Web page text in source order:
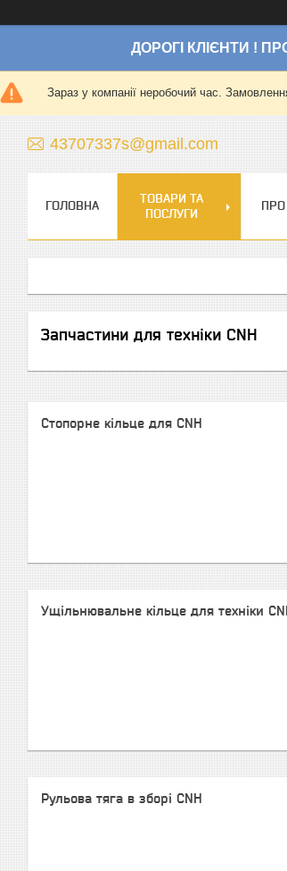
ДОРОГІ КЛІЄНТИ !
Зараз у компанії неробочий час.
43707337s@gmail.com
ГОЛОВНА
ТОВАРИ ТА
ПОСЛУГИ
Запчастини для техніки CNH
Стопорне кільце для CNH
Ущільнювальне кільце для техніки
Рульова тяга в зборі CNH